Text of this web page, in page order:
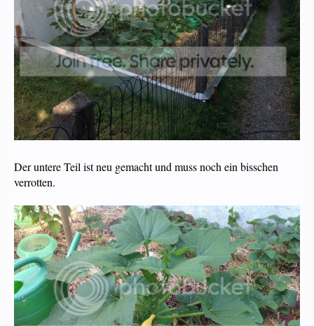
Der untere Teil ist neu gemacht und muss noch ein bisschen
verrotten.